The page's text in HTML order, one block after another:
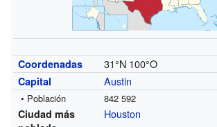
Coordenadas 31°N 100°O
Capital Austin
• Población 842 592
Ciudad más
Houston